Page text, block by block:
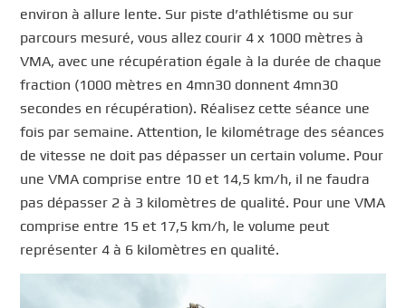
environ à allure lente. Sur piste d’athlétisme ou sur
parcours mesuré, vous allez courir 4 x 1000 mètres à
VMA, avec une récupération égale à la durée de chaque
fraction (1000 mètres en 4mn30 donnent 4mn30
secondes en récupération). Réalisez cette séance une
fois par semaine. Attention, le kilométrage des séances
de vitesse ne doit pas dépasser un certain volume. Pour
une VMA comprise entre 10 et 14,5 km/h, il ne faudra
pas dépasser 2 à 3 kilomètres de qualité. Pour une VMA
comprise entre 15 et 17,5 km/h, le volume peut
représenter 4 à 6 kilomètres en qualité.